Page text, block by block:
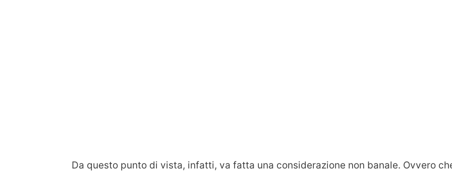
Da questo punto di vista, infatti, va fatta una considerazione non banale. Ovvero